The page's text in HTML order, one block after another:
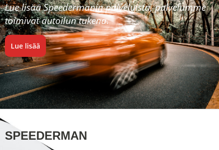
Lue lisää Speedermanin palveluista, palvelumme
toimivat autoilun tukena.
Lue lisää
SPEEDERMAN